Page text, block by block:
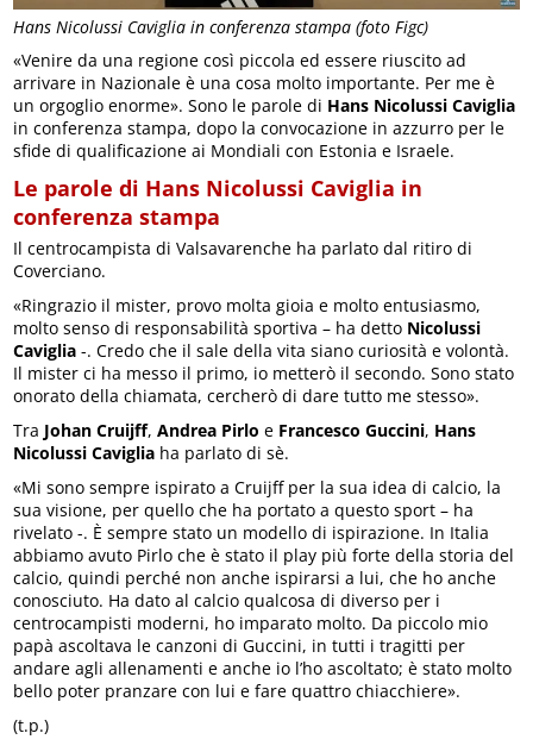
Hans Nicolussi Caviglia in conferenza stampa (foto Figc)
«Venire da una regione così piccola ed essere riuscito ad
arrivare in Nazionale è una cosa molto importante. Per me è
un orgoglio enorme». Sono le parole di Hans Nicolussi Caviglia
in conferenza stampa, dopo la convocazione in azzurro per le
sfide di qualificazione ai Mondiali con Estonia e Israele.
Le parole di Hans Nicolussi Caviglia in
conferenza stampa
Il centrocampista di Valsavarenche ha parlato dal ritiro di
Coverciano.
«Ringrazio il mister, provo molta gioia e molto entusiasmo,
molto senso di responsabilità sportiva – ha detto Nicolussi
Caviglia -. Credo che il sale della vita siano curiosità e volontà.
Il mister ci ha messo il primo, io metterò il secondo. Sono stato
onorato della chiamata, cercherò di dare tutto me stesso».
Tra Johan Cruijff,Andrea Pirlo e Francesco Guccini, Hans
Nicolussi Caviglia ha parlato di sè.
«Mi sono sempre ispirato a Cruijff per la sua idea di calcio, la
sua visione, per quello che ha portato a questo sport – ha
rivelato -. È sempre stato un modello di ispirazione. In Italia
abbiamo avuto Pirlo che è stato il play più forte della storia del
calcio, quindi perché non anche ispirarsi a lui, che ho anche
conosciuto. Ha dato al calcio qualcosa di diverso per i
centrocampisti moderni, ho imparato molto. Da piccolo mio
papà ascoltava le canzoni di Guccini, in tutti i tragitti per
andare agli allenamenti e anche io l’ho ascoltato; è stato molto
bello poter pranzare con lui e fare quattro chiacchiere».
(t.p.)